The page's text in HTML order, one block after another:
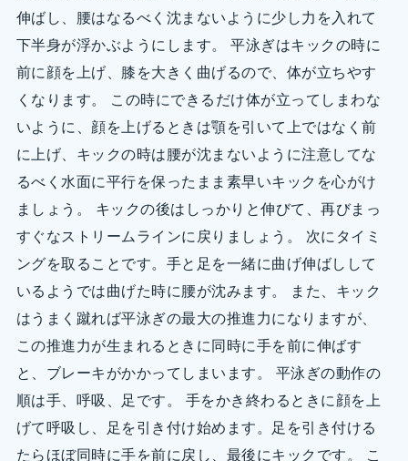
伸ばし、腰はなるべく沈まないように少し力を入れて
下半身が浮かぶようにします。 平泳ぎはキックの時に
前に顔を上げ、膝を大きく曲げるので、体が立ちやす
くなります。 この時にできるだけ体が立ってしまわな
いように、顔を上げるときは顎を引いて上ではなく前
に上げ、キックの時は腰が沈まないように注意してな
るべく水面に平行を保ったまま素早いキックを心がけ
ましょう。 キックの後はしっかりと伸びて、再びまっ
すぐなストリームラインに戻りましょう。 次にタイミ
ングを取ることです。手と足を一緒に曲げ伸ばしして
いるようでは曲げた時に腰が沈みます。 また、キック
はうまく蹴れば平泳ぎの最大の推進力になりますが、
この推進力が生まれるときに同時に手を前に伸ばす
と、ブレーキがかかってしまいます。 平泳ぎの動作の
順は手、呼吸、足です。 手をかき終わるときに顔を上
げて呼吸し、足を引き付け始めます。足を引き付ける
たらほぼ同時に手を前に戻し、最後にキックです。 こ